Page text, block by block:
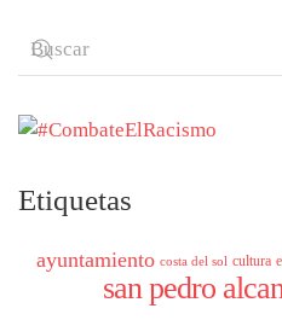
Etiquetas
ayuntamiento costa del sol cultura
san pedro